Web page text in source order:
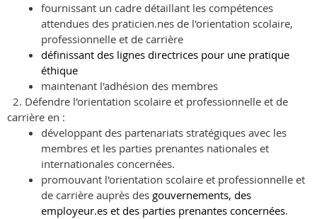
fournissant un cadre détaillant les compétences
attendues des praticien.nes de l'orientation scolaire,
professionnelle et de carrière
définissant des lignes directrices pour une pratique
éthique
maintenant l'adhésion des membres
2. Défendre l'orientation scolaire et professionnelle et de
carrière en :
développant des partenariats stratégiques avec les
membres et les parties prenantes nationales et
internationales concernées.
promouvant l'orientation scolaire et professionnelle et
de carrière auprès des gouvernements, des
employeur.es et des parties prenantes concernées.